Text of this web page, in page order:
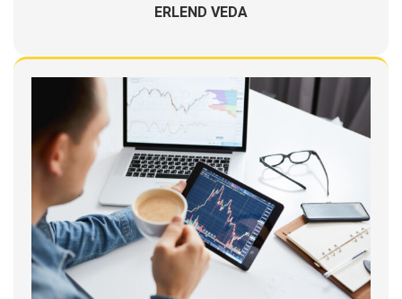
ERLEND VEDA